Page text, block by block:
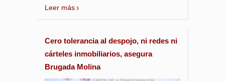
Leer más
Cero tolerancia al despojo, ni redes ni
cárteles inmobiliarios, asegura
Brugada Molina